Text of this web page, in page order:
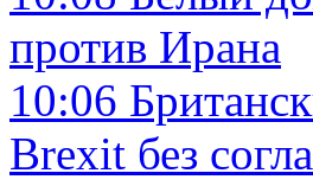
против Ирана
10:06
Brexit без